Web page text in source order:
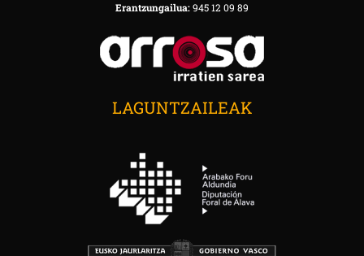
Erantzungailua:945 12 09 89
LAGUNTZAILEAK